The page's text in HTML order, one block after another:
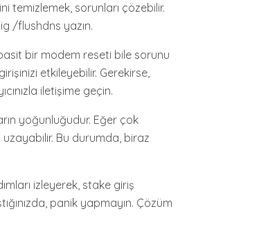
temizlemek, sorunları çözebilir.
/flushdns yazın.
bir modem reseti bile sorunu
etkileyebilir. Gerekirse,
iletişime geçin.
yoğunluğudur. Eğer çok
uzayabilir. Bu durumda, biraz
izleyerek, stake giriş
panik yapmayın. Çözüm